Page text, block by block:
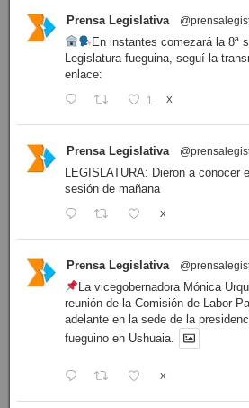
Prensa Legislativa
En instantes comezará la 8ª
Legislatura fueguina, seguí la
enlace:
1 X
Prensa Legislativa
LEGISLATURA: Dieron a conocer
sesión de mañana
X
Prensa Legislativa
La vicegobernadora Mónica
reunión de la Comisión de Labor
adelante en la sede de la
fueguino en Ushuaia.
X